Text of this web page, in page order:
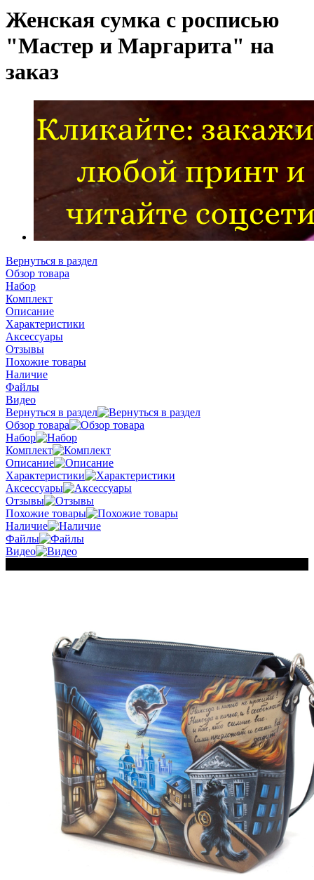
Женская сумка с росписью
"Мастер и Маргарита" на
заказ
Вернуться в раздел
Обзор товара
Набор
Комплект
Описание
Характеристики
Аксессуары
Отзывы
Похожие товары
Наличие
Файлы
Видео
Вернуться в раздел
Обзор товара
Набор
Комплект
Описание
Характеристики
Аксессуары
Отзывы
Похожие товары
Наличие
Файлы
Видео